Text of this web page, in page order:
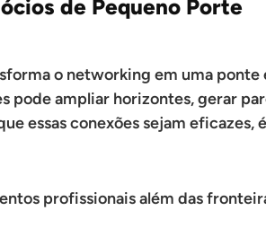
de Pequeno Porte
o networking em uma
pode ampliar horizontes, gerar
essas conexões sejam
profissionais além das